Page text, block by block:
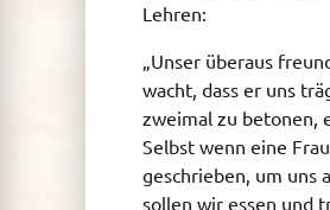
Lehren:
„Unser überaus
wacht, dass er uns
zweimal zu betonen,
Selbst wenn eine
geschrieben, um uns
sollen wir essen und